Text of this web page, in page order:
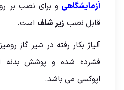
آزمایشگاهی و برای نصب بر
قابل نصب زیر شلف است.
آلیاژ بکار رفته در شیر گاز
فشرده شده و پوشش بدنه از
اپوکسی می باشد.